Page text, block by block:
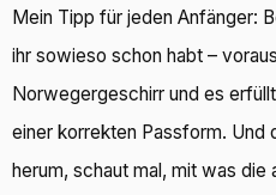
Mein Tipp für jeden Anfänger:
ihr sowieso schon habt –
Norwegergeschirr und es
einer korrekten Passform. Und
herum, schaut mal, mit was